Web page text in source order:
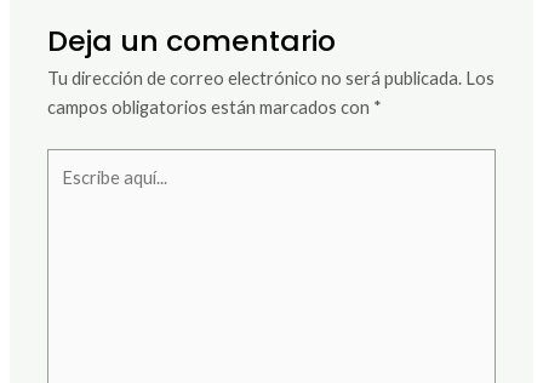
Deja un comentario
Tu dirección de correo electrónico no será publicada. Los
campos obligatorios están marcados con *
aquí...